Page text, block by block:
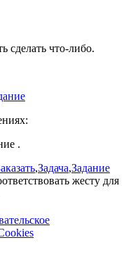
сделать что-либо.
.
,Задача,Задание
жесту для